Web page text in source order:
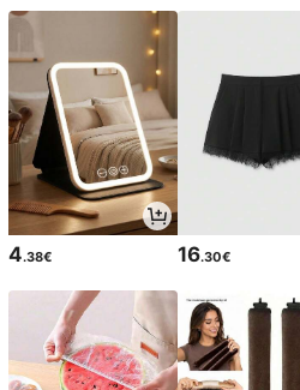
4.38€ 16.30€